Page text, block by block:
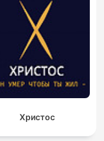
Христос